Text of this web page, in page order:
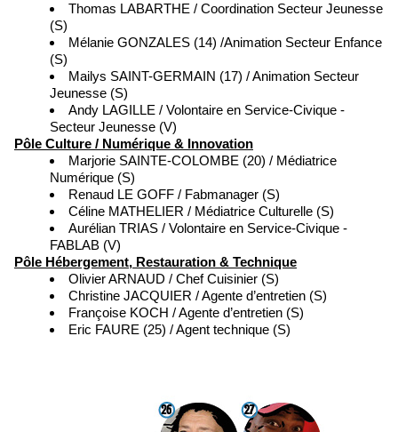
Thomas LABARTHE / Coordination Secteur Jeunesse
(S)
Mélanie GONZALES (14) /Animation Secteur Enfance
(S)
Mailys SAINT-GERMAIN (17) / Animation Secteur
Jeunesse (S)
Andy LAGILLE / Volontaire en Service-Civique -
Secteur Jeunesse (V)
Pôle Culture / Numérique & Innovation
Marjorie SAINTE-COLOMBE (20) / Médiatrice
Numérique (S)
Renaud LE GOFF / Fabmanager (S)
Céline MATHELIER / Médiatrice Culturelle (S)
Aurélian TRIAS / Volontaire en Service-Civique -
FABLAB (V)
Pôle Hébergement, Restauration & Technique
Olivier ARNAUD / Chef Cuisinier (S)
Christine JACQUIER / Agente d’entretien (S)
Françoise KOCH / Agente d’entretien (S)
Eric FAURE (25) / Agent technique (S)